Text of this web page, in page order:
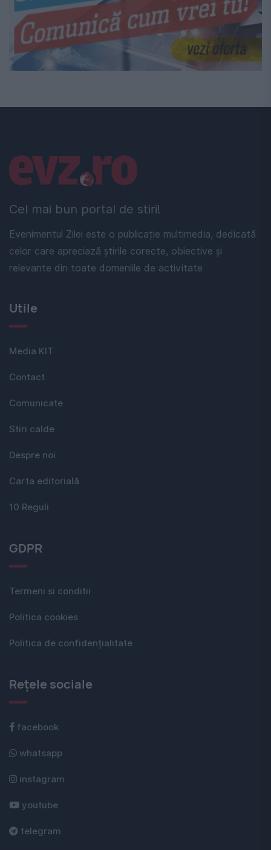
Cel mai bun portal de stiri!
Evenimentul Zilei este o publicație multimedia, dedicată
celor care apreciază știrile corecte, obiective și
relevante din toate domeniile de activitate
Linkuri utile
Utile
Media KIT
Contact
Comunicate
Stiri calde
Despre noi
Carta editorială
10 Reguli
GDPR
Termeni si conditii
Politica cookies
Politica de confidențialitate
Rețele sociale
facebook
whatsapp
instagram
youtube
telegram